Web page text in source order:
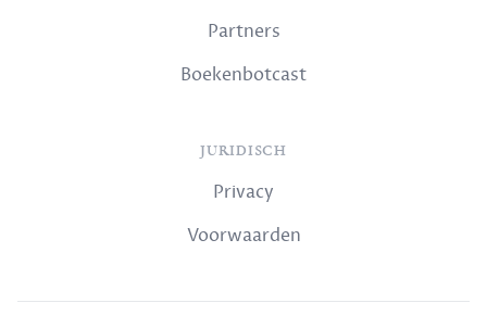
Partners
Boekenbotcast
JURIDISCH
Privacy
Voorwaarden